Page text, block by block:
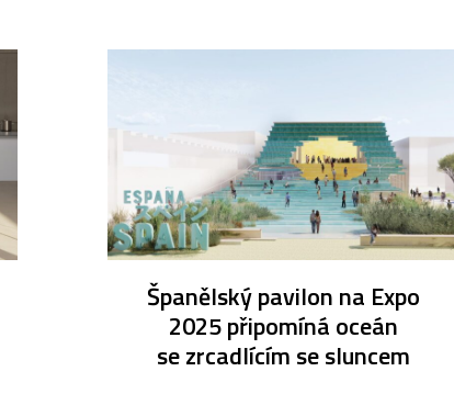
Španělský pavilon na Expo
2025 připomíná oceán
se zrcadlícím se sluncem